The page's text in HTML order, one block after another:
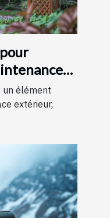
un élément
extérieur,